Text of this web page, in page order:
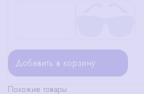
Добавить в корзину
Похожие товары